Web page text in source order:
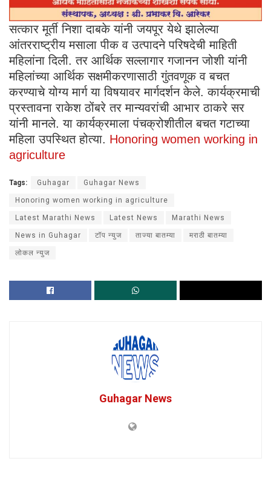
सत्कार मूर्ती निशा दाबके यांनी जयपूर येथे झालेल्या
आंतरराष्ट्रीय मसाला पीक व उत्पादने परिषदेची माहिती
महिलांना दिली. तर आर्थिक सल्लागार गजानन जोशी यांनी
महिलांच्या आर्थिक सक्षमीकरणासाठी गुंतवणूक व बचत
करण्याचे योग्य मार्ग या विषयावर मार्गदर्शन केले. कार्यक्रमाची
प्रस्तावना राकेश ठोंबरे तर मान्यवरांची आभार ठाकरे सर
यांनी मानले. या कार्यक्रमाला पंचक्रोशीतील बचत गटाच्या
महिला उपस्थित होत्या. Honoring women working in
agriculture
Tags: Guhagar Guhagar News
Honoring women working in agriculture
Latest Marathi News Latest News Marathi News
News in Guhagar टॉप न्युज ताज्या बातम्या मराठी बातम्या
लोकल न्युज
Guhagar News